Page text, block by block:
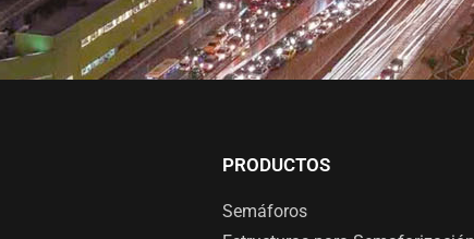
PRODUCTOS
Semáforos